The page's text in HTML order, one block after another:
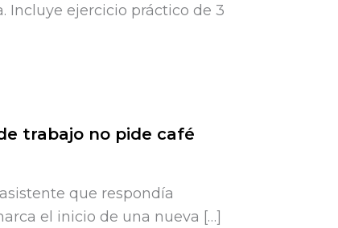
Incluye ejercicio práctico de 3
trabajo no pide café
que respondía
el inicio de una nueva […]